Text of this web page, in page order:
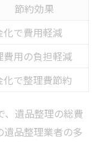
節約効果
化で費用軽減
費用の負担軽減
化で整理費節約
、遺品整理の総費
遺品整理業者の多